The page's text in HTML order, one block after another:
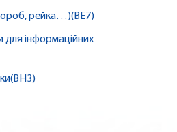
рейка…)(BE7)
для інформаційних